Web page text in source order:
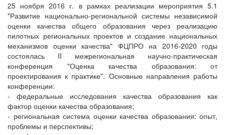
25 ноября 2016 г. в рамках реализации мероприятия 5.1
"Развитие национально-региональной системы независимой
оценки качества общего образования через реализацию
пилотных региональных проектов и создание национальных
механизмов оценки качества" ФЦПРО на 2016-2020 годы
состоялась II межрегиональная научно-практическая
конференция "Оценка качества образования: от
проектирования к практике". Основные направления работы
конференции:
- федеральные исследования качества образования как
фактор оценки качества образования;
- региональная система оценки качества образования: опыт,
проблемы и перспективы;